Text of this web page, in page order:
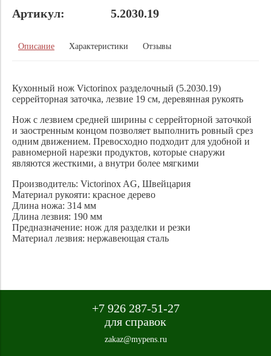
Артикул: 5.2030.19
Описание Характеристики Отзывы
Кухонный нож Victorinox разделочный (5.2030.19)
серрейторная заточка, лезвие 19 см, деревянная рукоять
Нож с лезвием средней ширины с серрейторной заточкой
и заостренным концом позволяет выполнить ровный срез
одним движением. Превосходно подходит для удобной и
равномерной нарезки продуктов, которые снаружи
являются жесткими, а внутри более мягкими
Производитель: Victorinox AG, Швейцария
Материал рукояти: красное дерево
Длина ножа: 314 мм
Длина лезвия: 190 мм
Предназначение: нож для разделки и резки
Материал лезвия: нержавеющая сталь
+7 926 287-51-27
для справок
zakaz@mypens.ru